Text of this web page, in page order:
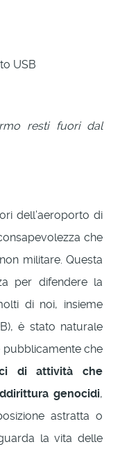
USB
resti fuori dal
dell’aeroporto di
che
militare. Questa
per difendere la
di noi, insieme
è stato naturale
pubblicamente che
di attività che
genocidi,
astratta o
la vita delle